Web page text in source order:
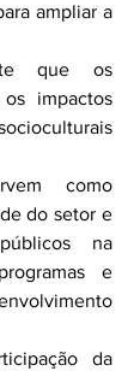
ampliar a
que os
impactos
como
do setor e
na
e
da